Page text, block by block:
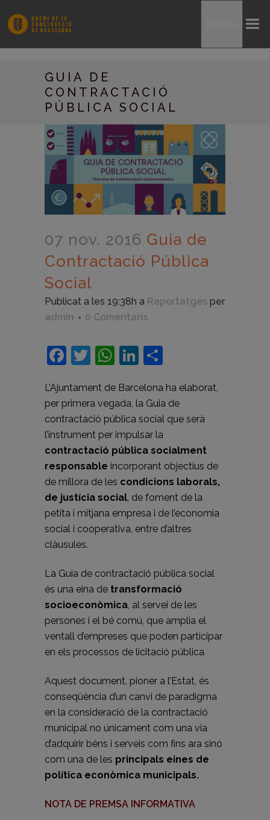
GUIA DE
CONTRACTACIÓ
PÚBLICA SOCIAL
07 nov. 2016 Guia de
Contractació Pública
Social
Publicat a les 19:38h a Reportatges per
admin
0 Comentaris
Facebook
Twitter
WhatsApp
LinkedIn
L’Ajuntament de Barcelona ha elaborat,
per primera vegada, la Guia de
contractació pública social que serà
l’instrument per impulsar la
contractació pública socialment
responsable incorporant objectius de
de millora de les condicions laborals,
de justícia social, de foment de la
petita i mitjana empresa i de l’economia
social i cooperativa, entre d’altres
clàusules.
La Guia de contractació pública social
és una eina de transformació
socioeconòmica, al servei de les
persones i el bé comú, que amplia el
ventall d’empreses que poden participar
en els processos de licitació pública
Aquest document, pioner a l’Estat, és
conseqüència d’un canvi de paradigma
en la consideració de la contractació
municipal no únicament com una via
d’adquirir béns i serveis com fins ara sinó
com una de les principals eines de
política econòmica municipals.
NOTA DE PREMSA INFORMATIVA